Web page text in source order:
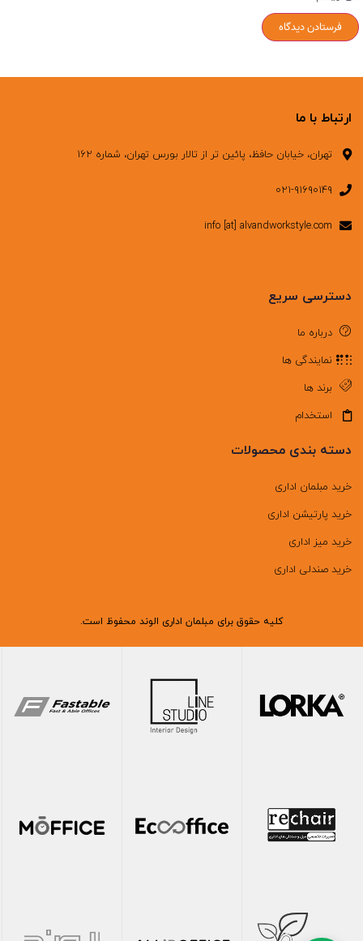
ارتباط با ما
تهران، خیابان حافظ، پائین تر از تالار بورس تهران، شماره ۱۶۲
۰۲۱-۹۱۶۹۰۱۴۹
info [at] alvandworkstyle.com
دسترسی سریع
درباره ما
نمایندگی ها
برند ها
استخدام
دسته بندی محصولات
خرید مبلمان اداری
خرید پارتیشن اداری
خرید میز اداری
خرید صندلی اداری
کلیه حقوق برای مبلمان اداری الوند محفوظ است.